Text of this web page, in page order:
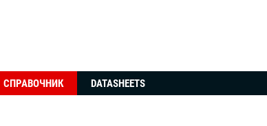
СПРАВОЧНИК DATASHEETS